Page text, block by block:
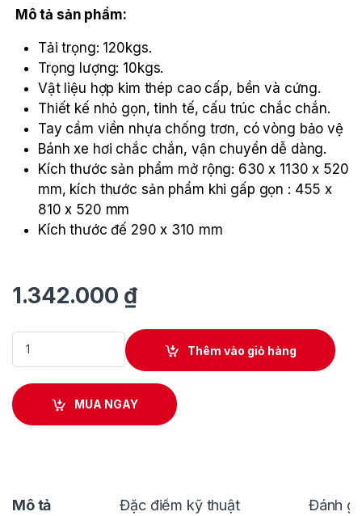
Mô tả sản phẩm:
Tải trọng: 120kgs.
Trọng lượng: 10kgs.
Vật liệu hợp kim thép cao cấp, bền và cứng.
Thiết kế nhỏ gọn, tinh tế, cấu trúc chắc chắn.
Tay cầm viền nhựa chống trơn, có vòng bảo vệ
Bánh xe hơi chắc chắn, vận chuyển dễ dàng.
Kích thước sản phẩm mở rộng: 630 x 1130 x 520
mm, kích thước sản phẩm khi gấp gọn : 455 x
810 x 520 mm
Kích thước đế 290 x 310 mm
1.342.000 ₫
Xe đẩy hàng 2 bánh rút gọn, hiệu Stanley FT520 quantity
Thêm vào giỏ hàng
MUA NGAY
Mô tả Đặc điểm kỹ thuật Đánh